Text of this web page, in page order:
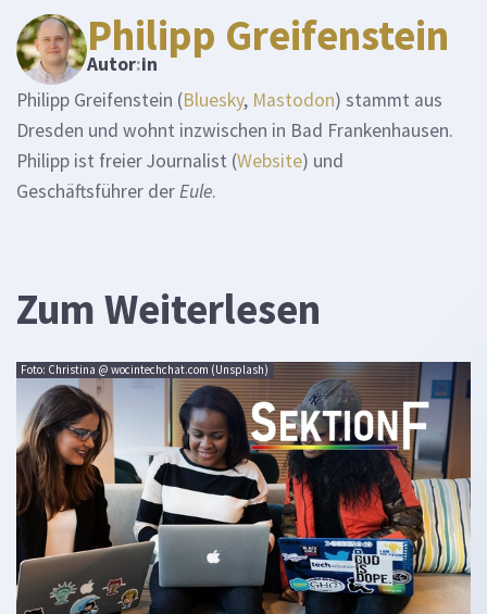
Philipp Greifenstein
Autor:in
Philipp Greifenstein (Bluesky, Mastodon) stammt aus
Dresden und wohnt inzwischen in Bad Frankenhausen.
Philipp ist freier Journalist (Website) und
Geschäftsführer derEule.
Zum Weiterlesen
Foto: Christina @ wocintechchat.com (Unsplash)